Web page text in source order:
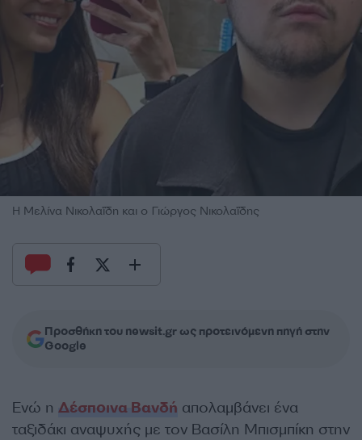
Η Μελίνα Νικολαΐδη και ο Γιώργος Νικολαΐδης
Προσθήκη του newsit.gr ως προτεινόμενη πηγή στην
Google
Ενώ η Δέσποινα Βανδή απολαμβάνει ένα
ταξιδάκι αναψυχής με τον Βασίλη Μπισμπίκη στην